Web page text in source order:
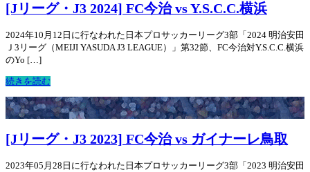
[Jリーグ・J3 2024] FC今治 vs Y.S.C.C.横浜
2024年10月12日に行なわれた日本プロサッカーリーグ3部「2024 明治安田
Ｊ3リーグ（MEIJI YASUDA J3 LEAGUE）」第32節、FC今治対Y.S.C.C.横浜
のYo […]
続きを読む
[Jリーグ・J3 2023] FC今治 vs ガイナーレ鳥取
2023年05月28日に行なわれた日本プロサッカーリーグ3部「2023 明治安田